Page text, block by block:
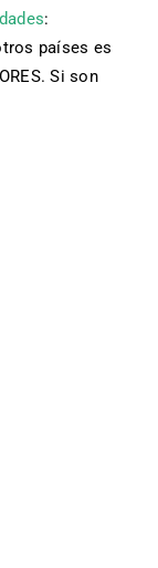
:
países es
Si son